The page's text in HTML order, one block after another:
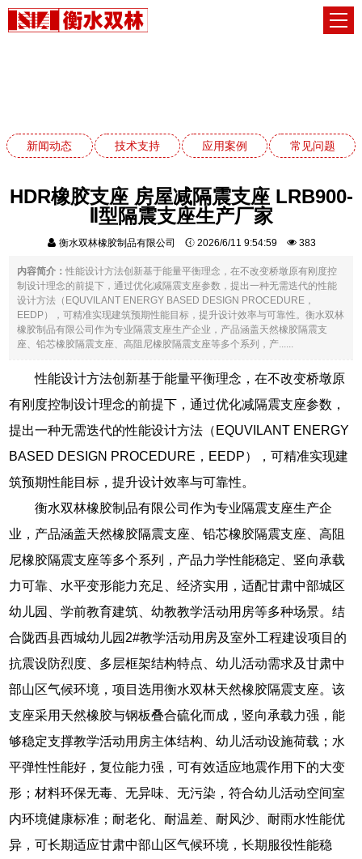
新闻动态 技术支持 应用案例 常见问题
HDR橡胶支座 房屋减隔震支座 LRB900-
Ⅱ型隔震支座生产厂家
衡水双林橡胶制品有限公司 2026/6/11 9:54:59 383
内容简介：性能设计方法创新基于能量平衡理念，在不改变桥墩原有刚度控
制设计理念的前提下，通过优化减隔震支座参数，提出一种无需迭代的性能
设计方法（EQUVILANT ENERGY BASED DESIGN PROCEDURE，
EEDP），可精准实现建筑预期性能目标，提升设计效率与可靠性。衡水双林
橡胶制品有限公司作为专业隔震支座生产企业，产品涵盖天然橡胶隔震支
座、铅芯橡胶隔震支座、高阻尼橡胶隔震支座等多个系列，产......
性能设计方法创新基于能量平衡理念，在不改变桥墩原
有刚度控制设计理念的前提下，通过优化减隔震支座参数，
提出一种无需迭代的性能设计方法（EQUVILANT ENERGY
BASED DESIGN PROCEDURE，EEDP），可精准实现建
筑预期性能目标，提升设计效率与可靠性。
衡水双林橡胶制品有限公司作为专业隔震支座生产企
业，产品涵盖天然橡胶隔震支座、铅芯橡胶隔震支座、高阻
尼橡胶隔震支座等多个系列，产品力学性能稳定、竖向承载
力可靠、水平变形能力充足、经济实用，适配甘肃中部城区
幼儿园、学前教育建筑、幼教教学活动用房等多种场景。结
合陇西县西城幼儿园2#教学活动用房及室外工程建设项目的
抗震设防烈度、多层框架结构特点、幼儿活动需求及甘肃中
部山区气候环境，项目选用衡水双林天然橡胶隔震支座。该
支座采用天然橡胶与钢板叠合硫化而成，竖向承载力强，能
够稳定支撑教学活动用房主体结构、幼儿活动设施荷载；水
平弹性性能好，复位能力强，可有效适应地震作用下的大变
形；材料环保无毒、无异味、无污染，符合幼儿活动空间室
内环境健康标准；耐老化、耐温差、耐风沙、耐雨水性能优
异，可长期适应甘肃中部山区气候环境，长期服役性能稳